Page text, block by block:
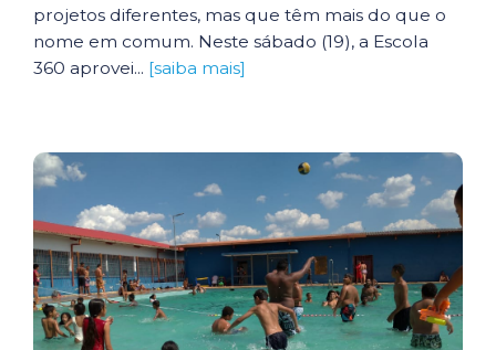
projetos diferentes, mas que têm mais do que o
nome em comum. Neste sábado (19), a Escola
360 aprovei... [saiba mais]